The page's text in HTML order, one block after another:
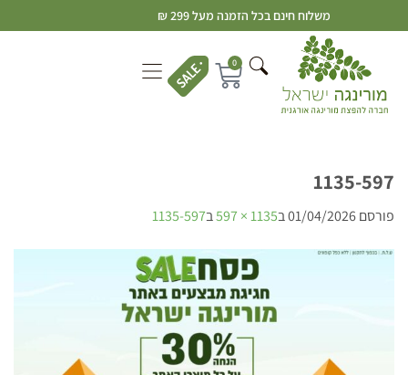
משלוח חינם בכל הזמנה מעל 299 ₪
0
1135-597
פורסם01/04/2026ב1135 × 597 ב1135-597